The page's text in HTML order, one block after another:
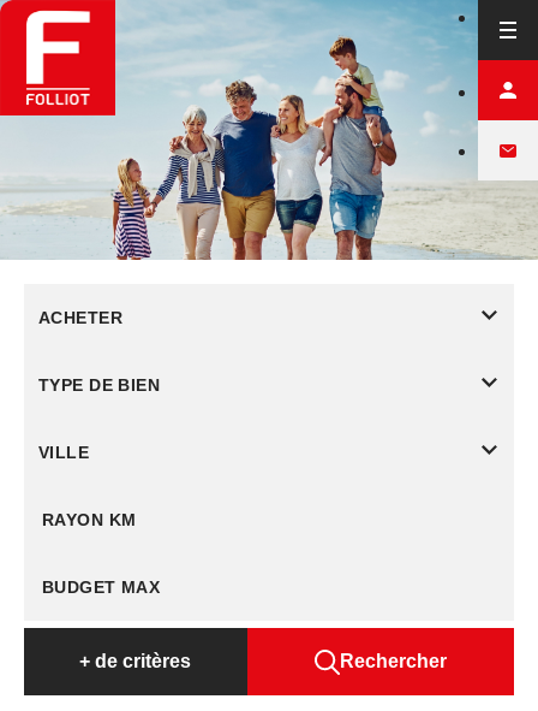
ACHETER
TYPE DE BIEN
VILLE
RAYON KM
+ de critères Rechercher